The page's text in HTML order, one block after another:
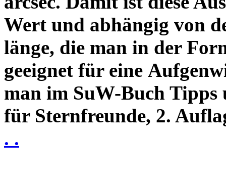
Wert und abhängig von
länge, die man in der
geeignet für eine
man im SuW-Buch Tipps
für Sternfreunde, 2.
. .